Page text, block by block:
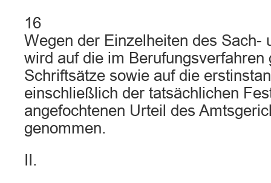
16
Wegen der Einzelheiten des Sach-
wird auf die im Berufungsverfahren
Schriftsätze sowie auf die
einschließlich der tatsächlichen
angefochtenen Urteil des
genommen.
II.